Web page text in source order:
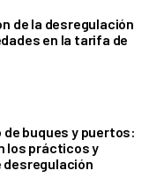
de la desregulación
en la tarifa de
buques y puertos:
los prácticos y
desregulación